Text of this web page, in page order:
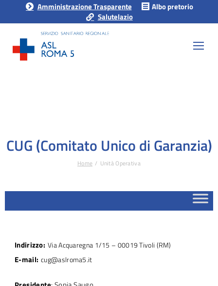
Amministrazione Trasparente
Albo pretorio
Salutelazio
CUG (Comitato Unico di Garanzia)
Home Unità Operativa
Indirizzo: Via Acquaregna 1/15 – 00019 Tivoli (RM)
E-mail: cug@aslroma5.it